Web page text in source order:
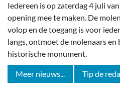
Iedereen is op zaterdag 4 juli
opening mee te maken. De
volop en de toegang is voor
langs, ontmoet de molenaars
historische monument.
Meer nieuws... Tip de